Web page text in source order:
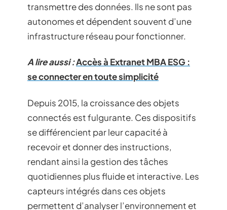
transmettre des données. Ils ne sont pas
autonomes et dépendent souvent d’une
infrastructure réseau pour fonctionner.
A lire aussi :Accès à Extranet MBA ESG :
se connecter en toute simplicité
Depuis 2015, la croissance des objets
connectés est fulgurante. Ces dispositifs
se différencient par leur capacité à
recevoir et donner des instructions,
rendant ainsi la gestion des tâches
quotidiennes plus fluide et interactive. Les
capteurs intégrés dans ces objets
permettent d’analyser l’environnement et